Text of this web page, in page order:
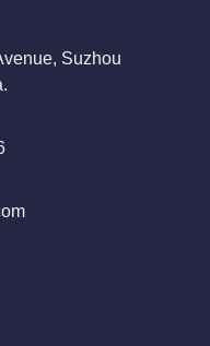
Suzhou